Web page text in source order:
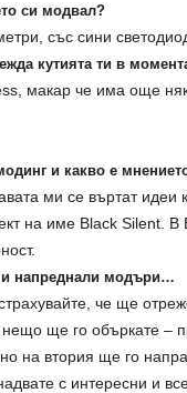
си модвал?
със сини
кутията ти в
макар че има още
и какво е
ми се въртат
на име Black Silent. В
напреднали модъри…
че ще
нещо ще го объркате –
но на втория ще го
с интересни и